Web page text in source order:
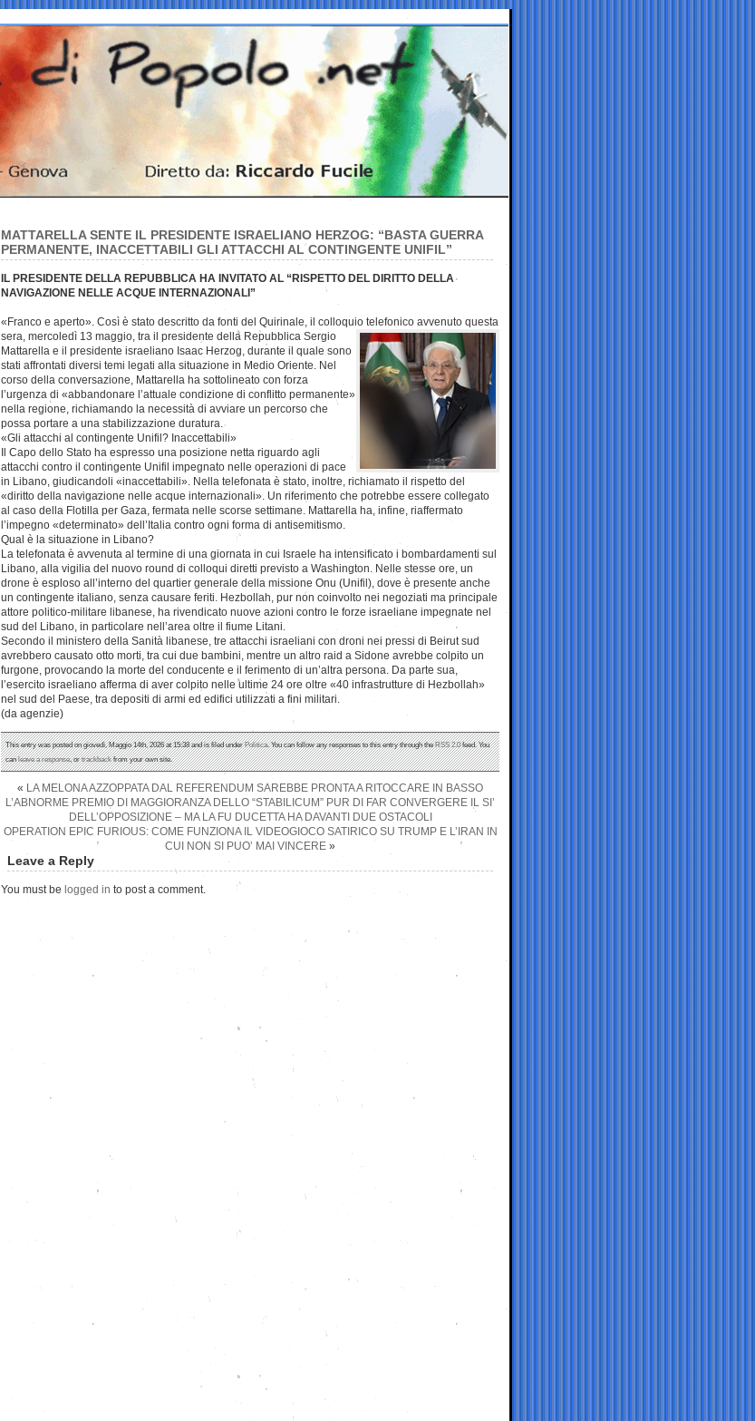
MATTARELLA SENTE IL PRESIDENTE ISRAELIANO HERZOG: “BASTA GUERRA
PERMANENTE, INACCETTABILI GLI ATTACCHI AL CONTINGENTE UNIFIL”
IL PRESIDENTE DELLA REPUBBLICA HA INVITATO AL “RISPETTO DEL DIRITTO DELLA
NAVIGAZIONE NELLE ACQUE INTERNAZIONALI”
«Franco e aperto». Così è stato descritto da fonti del Quirinale, il colloquio telefonico avvenuto questa
sera, mercoledì 13 maggio, tra il presidente della Repubblica Sergio
Mattarella e il presidente israeliano Isaac Herzog, durante il quale sono
stati affrontati diversi temi legati alla situazione in Medio Oriente. Nel
corso della conversazione, Mattarella ha sottolineato con forza
l’urgenza di «abbandonare l’attuale condizione di conflitto permanente»
nella regione, richiamando la necessità di avviare un percorso che
possa portare a una stabilizzazione duratura.
«Gli attacchi al contingente Unifil? Inaccettabili»
Il Capo dello Stato ha espresso una posizione netta riguardo agli
attacchi contro il contingente Unifil impegnato nelle operazioni di pace
in Libano, giudicandoli «inaccettabili». Nella telefonata è stato, inoltre, richiamato il rispetto del
«diritto della navigazione nelle acque internazionali». Un riferimento che potrebbe essere collegato
al caso della Flotilla per Gaza, fermata nelle scorse settimane. Mattarella ha, infine, riaffermato
l’impegno «determinato» dell’Italia contro ogni forma di antisemitismo.
Qual è la situazione in Libano?
La telefonata è avvenuta al termine di una giornata in cui Israele ha intensificato i bombardamenti sul
Libano, alla vigilia del nuovo round di colloqui diretti previsto a Washington. Nelle stesse ore, un
drone è esploso all’interno del quartier generale della missione Onu (Unifil), dove è presente anche
un contingente italiano, senza causare feriti. Hezbollah, pur non coinvolto nei negoziati ma principale
attore politico-militare libanese, ha rivendicato nuove azioni contro le forze israeliane impegnate nel
sud del Libano, in particolare nell’area oltre il fiume Litani.
Secondo il ministero della Sanità libanese, tre attacchi israeliani con droni nei pressi di Beirut sud
avrebbero causato otto morti, tra cui due bambini, mentre un altro raid a Sidone avrebbe colpito un
furgone, provocando la morte del conducente e il ferimento di un’altra persona. Da parte sua,
l’esercito israeliano afferma di aver colpito nelle ultime 24 ore oltre «40 infrastrutture di Hezbollah»
nel sud del Paese, tra depositi di armi ed edifici utilizzati a fini militari.
(da agenzie)
This entry was posted on giovedì, Maggio 14th, 2026 at 15:38 and is filed underPolitica. You can follow any responses to this entry through theRSS 2.0feed. You
canleave a response, ortrackbackfrom your own site.
« LA MELONA AZZOPPATA DAL REFERENDUM SAREBBE PRONTA A RITOCCARE IN BASSO
L’ABNORME PREMIO DI MAGGIORANZA DELLO “STABILICUM” PUR DI FAR CONVERGERE IL SI’
DELL’OPPOSIZIONE – MA LA FU DUCETTA HA DAVANTI DUE OSTACOLI
OPERATION EPIC FURIOUS: COME FUNZIONA IL VIDEOGIOCO SATIRICO SU TRUMP E L’IRAN IN
CUI NON SI PUO’ MAI VINCERE »
Leave a Reply
You must be logged in to post a comment.